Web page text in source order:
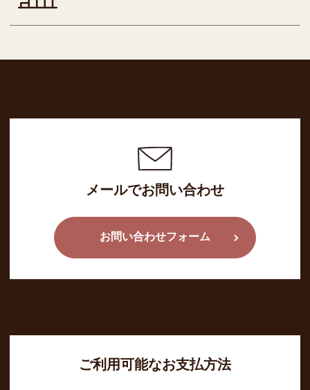
メールでお問い合わせ
お問い合わせフォーム
ご利用可能なお支払方法